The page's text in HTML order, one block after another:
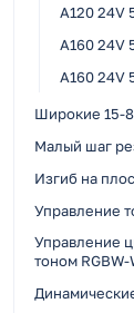
A120 24V
A160 24V
A160 24V
Широкие 15-
Малый шаг
Изгиб на
Управление
Управление
тоном RGBW-